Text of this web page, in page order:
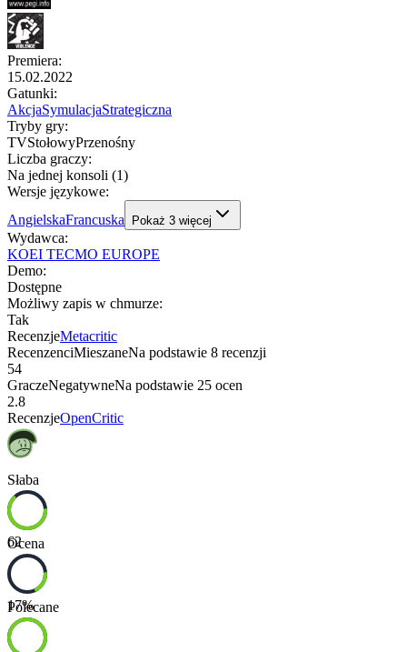
Premiera:
15.02.2022
Gatunki:
AkcjaSymulacjaStrategiczna
Tryby gry:
TVStołowyPrzenośny
Liczba graczy:
Na jednej konsoli (1)
Wersje językowe:
AngielskaFrancuska Pokaż 3 więcej
Wydawca:
KOEI TECMO EUROPE
Demo:
Dostępne
Możliwy zapis w chmurze:
Tak
RecenzjeMetacritic
RecenzenciMieszaneNa podstawie 8 recenzji
54
GraczeNegatywneNa podstawie 25 ocen
2.8
RecenzjeOpenCritic
Słaba
62
Ocena
17%
Polecane